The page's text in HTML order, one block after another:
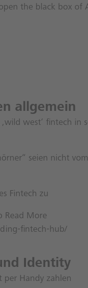
the black box of
allgemein
west‘ fintech in
seien nicht vom
Fintech zu
Read More
fintech-hub/
Identity
per Handy zahlen